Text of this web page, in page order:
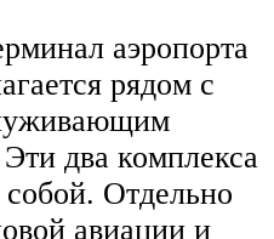
аэропорта
рядом с
два комплекса
Отдельно
авиации и